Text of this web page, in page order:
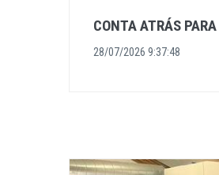
CONTA ATRÁS
28/07/2026 9:37:48